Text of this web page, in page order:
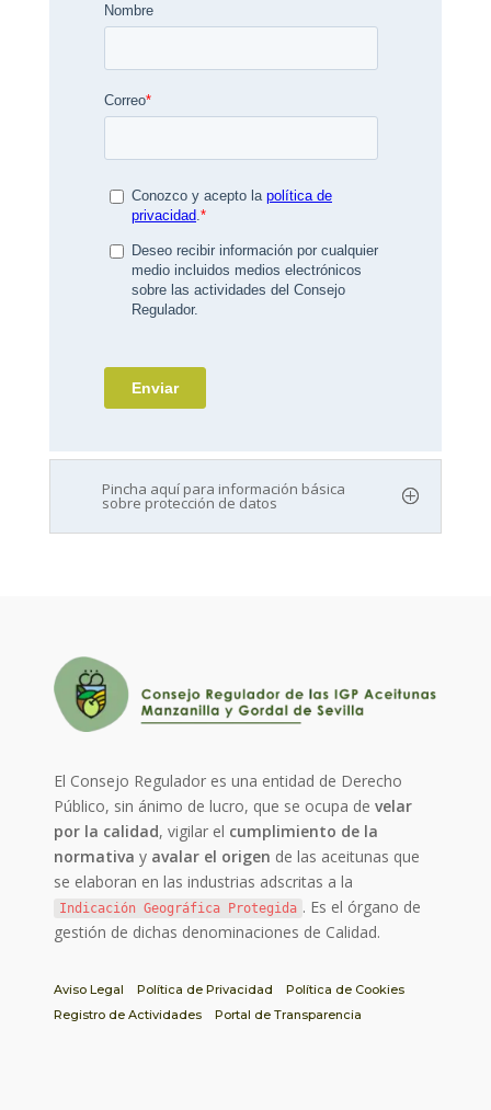
Pincha aquí para información básica
sobre protección de datos
El Consejo Regulador es una entidad de Derecho
Público, sin ánimo de lucro, que se ocupa develar
por la calidad, vigilar el cumplimiento de la
normativa y avalar el origen de las aceitunas que
se elaboran en las industrias adscritas a la
Indicación Geográfica Protegida . Es el órgano de
gestión de dichas denominaciones de Calidad.
Aviso Legal Política de Privacidad
Política de Cookies
Registro de Actividades
Portal de Transparencia